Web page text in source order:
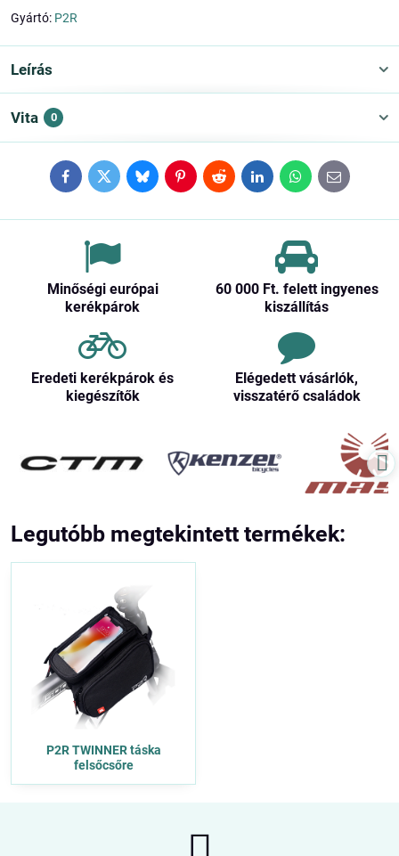
Gyártó: P2R
Leírás
Vita 0
FacebookTwitterBlueskyPinterestRedditLinkedInWhatsApp
E-
mail
Minőségi európai
kerékpárok
60 000 Ft​. felett ingyenes
kiszállítás
Eredeti kerékpárok és
kiegészítők
Elégedett vásárlók,
visszatérő családok
Legutóbb megtekintett termékek:
P2R TWINNER táska
felsőcsőre